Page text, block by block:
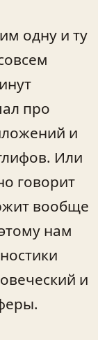
одну и ту
про
и
Или
говорит
вообще
нам
и